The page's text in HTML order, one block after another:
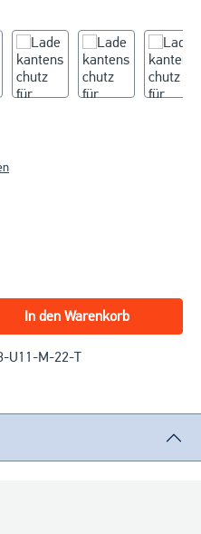
gewünschten Wert
In den Warenkorb
U11-M-22-T